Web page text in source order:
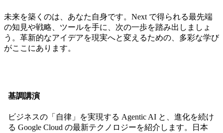
未来を築くのは、あなた自身です。Next で得られる最先端
の知見や戦略、ツールを手に、次の一歩を踏み出しましょ
う。革新的なアイデアを現実へと変えるための、多彩な学び
がここにあります。
基調講演
ビジネスの「自律」を実現する Agentic AI と、進化を続け
る Google Cloud の最新テクノロジーを紹介します。日本